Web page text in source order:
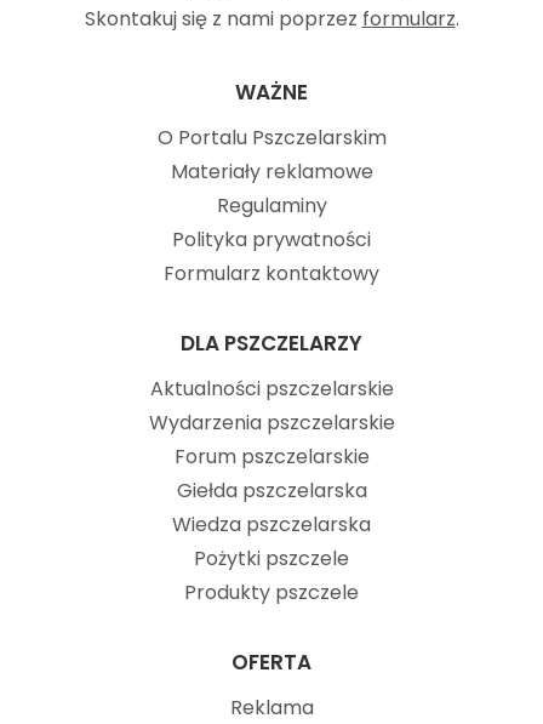
Skontakuj się z nami poprzez formularz.
WAŻNE
O Portalu Pszczelarskim
Materiały reklamowe
Regulaminy
Polityka prywatności
Formularz kontaktowy
DLA PSZCZELARZY
Aktualności pszczelarskie
Wydarzenia pszczelarskie
Forum pszczelarskie
Giełda pszczelarska
Wiedza pszczelarska
Pożytki pszczele
Produkty pszczele
OFERTA
Reklama